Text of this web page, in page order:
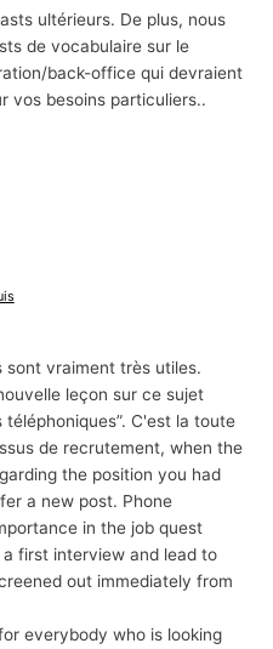
ultérieurs. De plus, nous
de vocabulaire sur le
back-office qui devraient
vos besoins particuliers..
sont vraiment très utiles.
leçon sur ce sujet
C'est la toute
de recrutement,when the
the position you had
a new post. Phone
in the job quest
first interview and lead to
out immediately from
everybody who is looking